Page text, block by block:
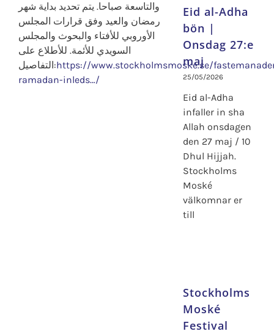
والتاسعة صباحا. يتم تحديد بداية شهر
رمضان والعيد وفق قرارات المجلس
الأوروبي للأفتاء والبحوث والمجلس
السويدي للأئمة. للأطلاع على
التفاصيل:https://www.stockholmsmoske.se/
ramadan-inleds…/
Eid al-Adha
bön |
Onsdag 27:e
maj
25/05/2026
Eid al-Adha
infaller in sha
Allah onsdagen
den 27 maj / 10
Dhul Hijjah.
Stockholms
Moské
välkomnar er
till
Stockholms
Moské
Festival